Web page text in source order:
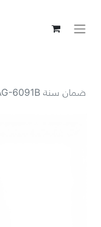
مطحنة قهوة محمولة AG-6091B ضمان سنة